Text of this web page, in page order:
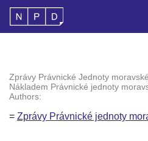
Zprávy Právnické Jednoty
Nákladem Právnické jednoty
Authors:
= Zprávy Právnické jednoty